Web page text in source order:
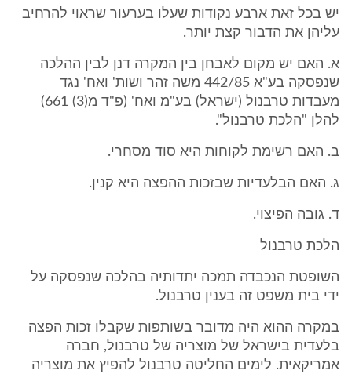
יש בכל זאת ארבע נקודות שעלו בערעור שראוי להרחיב
עליהן את הדבור קצת יותר.
א. האם יש מקום לאבחן בין המקרה דנן לבין ההלכה
שנפסקה בע"א 442/85 משה זהר ושות' ואח' נגד
מעבדות טרבנול (ישראל) בע"מ ואח' (פ"ד מ(3) 661)
להלן "הלכת טרבנול".
ב. האם רשימת לקוחות היא סוד מסחרי.
ג. האם הבלעדיות שבזכות ההפצה היא קנין.
ד. גובה הפיצוי.
הלכת טרבנול
השופטת הנכבדה תמכה יתדותיה בהלכה שנפסקה על
ידי בית משפט זה בענין טרבנול.
במקרה ההוא היה מדובר בשותפות שקבלו זכות הפצה
בלעדית בישראל של מוצריה של טרבנול, חברה
אמריקאית. לימים החליטה טרבנול להפיץ את מוצריה